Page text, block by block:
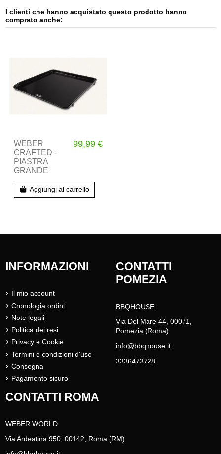
I clienti che hanno acquistato questo prodotto hanno
comprato anche:
WEBER
CRAFTED -
PIASTRA
GRANDE
99,99 €
Aggiungi al carrello
INFORMAZIONI
Il mio account
Cronologia ordini
Note legali
Politica dei resi
Privacy e Cookie
Termini e condizioni d'uso
Consegna
Pagamento sicuro
CONTATTI
POMEZIA
BBQHOUSE
Via Del Mare 44, 00071,
Pomezia (Roma)
info@bbqhouse.it
3336473728
CONTATTI ROMA
WEBER WORLD
Via Ardeatina 950, 00142, Roma (RM)